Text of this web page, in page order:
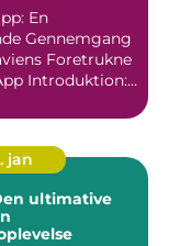
En
Gennemgang
Foretrukne
jan
ultimative